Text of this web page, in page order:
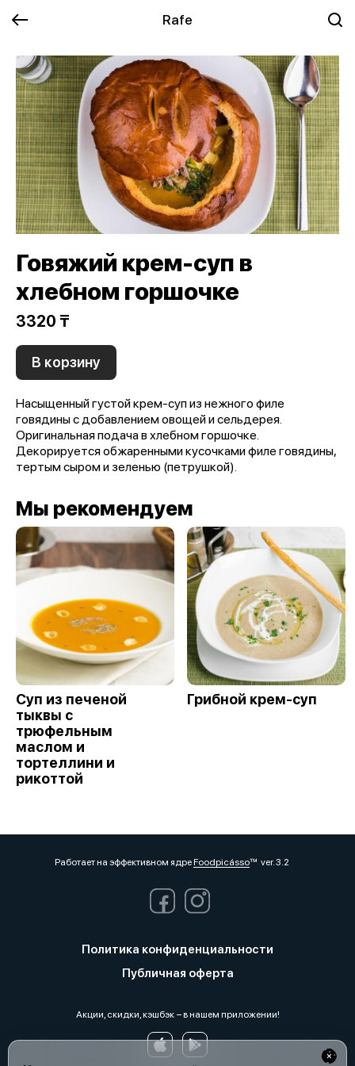
Rafe
Говяжий крем-суп в
хлебном горшочке
3320 ₸
В корзину
Насыщенный густой крем-суп из нежного филе
говядины с добавлением овощей и сельдерея.
Оригинальная подача в хлебном горшочке.
Декорируется обжаренными кусочками филе говядины,
тертым сыром и зеленью (петрушкой).
Мы рекомендуем
Суп из печеной
тыквы с
трюфельным
маслом и
тортеллини и
рикоттой
Грибной крем-суп
Работает на эффективном ядреFoodpicássover. 3.2
Политика конфиденциальности
Публичная оферта
Акции, скидки, кэшбэк − в нашем приложении!